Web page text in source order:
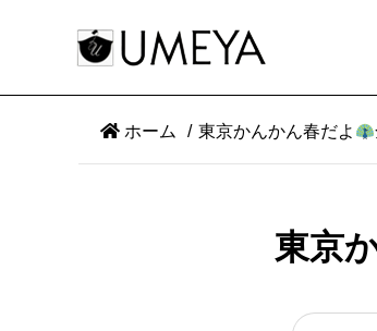
ホーム 東京かんかん春だよ
東京